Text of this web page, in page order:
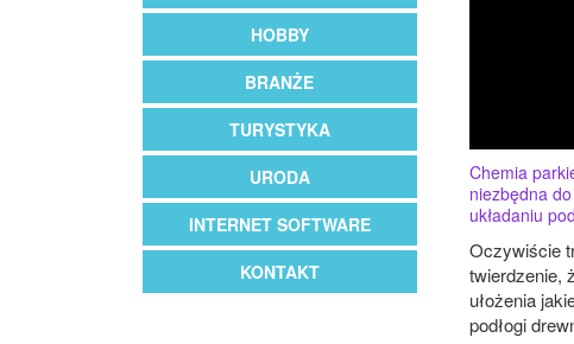
HOBBY
BRANŻE
TURYSTYKA
URODA
INTERNET SOFTWARE
KONTAKT
Chemia
niezbędna
układaniu
Oczywiście
twierdzenie,
ułożenia
podłogi